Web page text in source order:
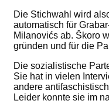
Die Stichwahl wird
automatisch für
Milanovićs ab. Škoro
gründen und für die
Die sozialistische
Sie hat in vielen
andere
Leider konnte sie im